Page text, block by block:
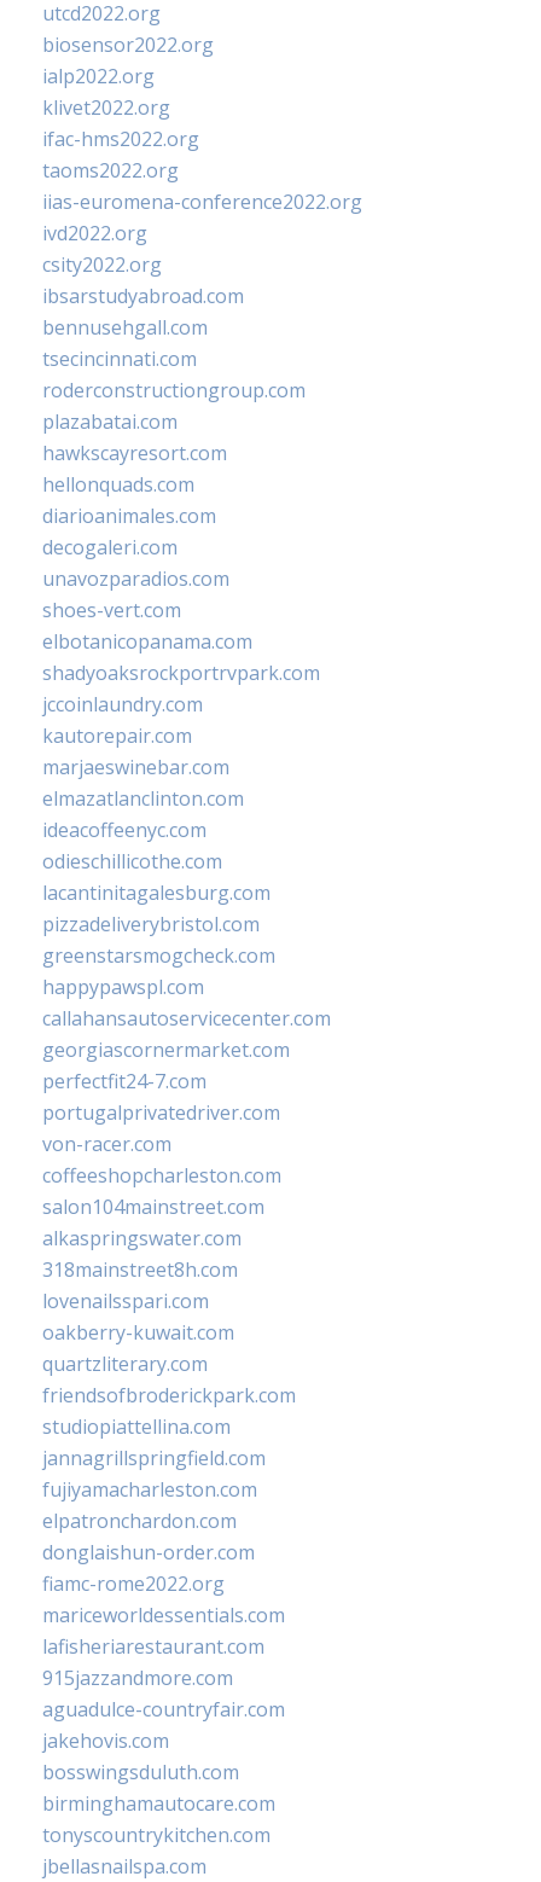
utcd2022.org
biosensor2022.org
ialp2022.org
klivet2022.org
ifac-hms2022.org
taoms2022.org
iias-euromena-conference2022.org
ivd2022.org
csity2022.org
ibsarstudyabroad.com
bennusehgall.com
tsecincinnati.com
roderconstructiongroup.com
plazabatai.com
hawkscayresort.com
hellonquads.com
diarioanimales.com
decogaleri.com
unavozparadios.com
shoes-vert.com
elbotanicopanama.com
shadyoaksrockportrvpark.com
jccoinlaundry.com
kautorepair.com
marjaeswinebar.com
elmazatlanclinton.com
ideacoffeenyc.com
odieschillicothe.com
lacantinitagalesburg.com
pizzadeliverybristol.com
greenstarsmogcheck.com
happypawspl.com
callahansautoservicecenter.com
georgiascornermarket.com
perfectfit24-7.com
portugalprivatedriver.com
von-racer.com
coffeeshopcharleston.com
salon104mainstreet.com
alkaspringswater.com
318mainstreet8h.com
lovenailsspari.com
oakberry-kuwait.com
quartzliterary.com
friendsofbroderickpark.com
studiopiattellina.com
jannagrillspringfield.com
fujiyamacharleston.com
elpatronchardon.com
donglaishun-order.com
fiamc-rome2022.org
mariceworldessentials.com
lafisheriarestaurant.com
915jazzandmore.com
aguadulce-countryfair.com
jakehovis.com
bosswingsduluth.com
birminghamautocare.com
tonyscountrykitchen.com
jbellasnailspa.com